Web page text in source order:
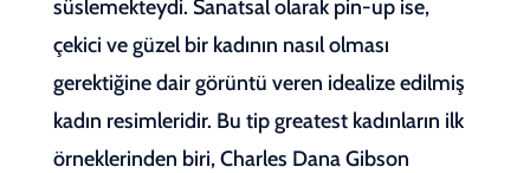
süslemekteydi. Sanatsal olarak pin-up ise,
çekici ve güzel bir kadının nasıl olması
gerektiğine dair görüntü veren idealize edilmiş
kadın resimleridir. Bu tip greatest kadınların ilk
örneklerinden biri, Charles Dana Gibson